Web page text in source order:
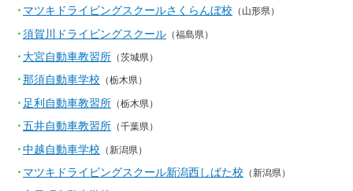
マツキドライビングスクールさくらんぼ校 （山形県）
須賀川ドライビングスクール （福島県）
大宮自動車教習所 （茨城県）
那須自動車学校 （栃木県）
足利自動車教習所 （栃木県）
五井自動車教習所 （千葉県）
中越自動車学校 （新潟県）
マツキドライビングスクール新潟西しばた校 （新潟県）